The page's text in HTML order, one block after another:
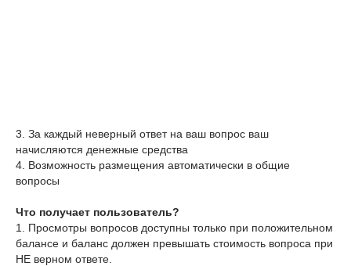
3. За каждый неверный ответ на ваш вопрос ваш
начисляются денежные средства
4. Возможность размещения автоматически в общие
вопросы
Что получает пользователь?
1. Просмотры вопросов доступны только при положительном
балансе и баланс должен превышать стоимость вопроса при
НЕ верном ответе.